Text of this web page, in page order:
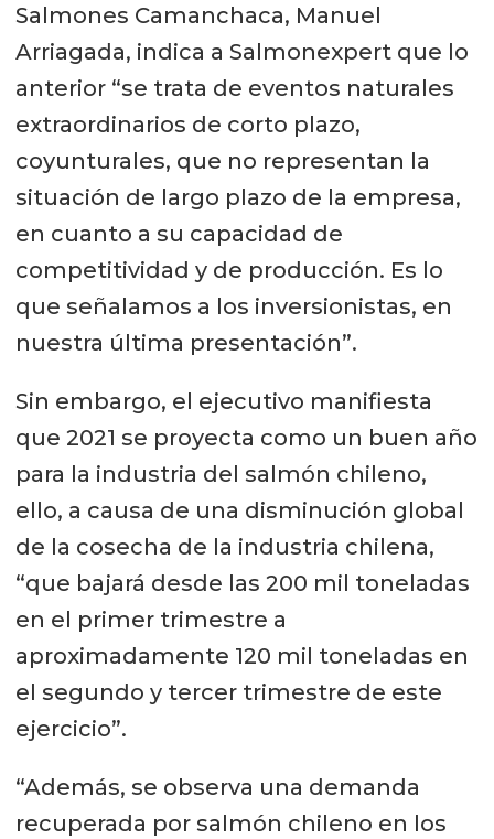
Salmones Camanchaca, Manuel
Arriagada, indica a Salmonexpert que lo
anterior “se trata de eventos naturales
extraordinarios de corto plazo,
coyunturales, que no representan la
situación de largo plazo de la empresa,
en cuanto a su capacidad de
competitividad y de producción. Es lo
que señalamos a los inversionistas, en
nuestra última presentación”.
Sin embargo, el ejecutivo manifiesta
que 2021 se proyecta como un buen año
para la industria del salmón chileno,
ello, a causa de una disminución global
de la cosecha de la industria chilena,
“que bajará desde las 200 mil toneladas
en el primer trimestre a
aproximadamente 120 mil toneladas en
el segundo y tercer trimestre de este
ejercicio”.
“Además, se observa una demanda
recuperada por salmón chileno en los